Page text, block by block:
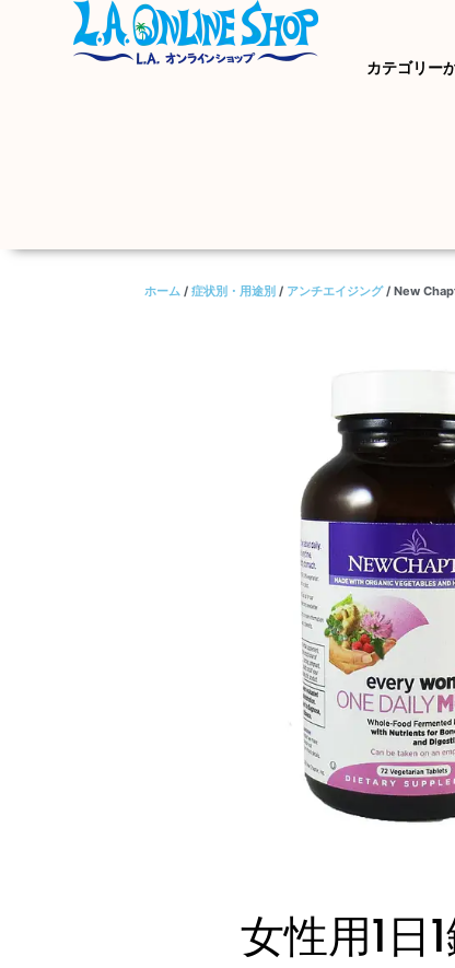
カテゴリー
ホーム / 症状別・用途別 / アンチエイジング/ New
女性用1日